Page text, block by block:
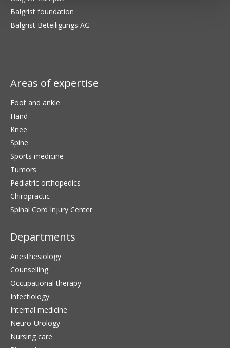
Balgrist foundation
Balgrist Beteiligungs AG
Areas of expertise
Foot and ankle
Hand
Knee
Spine
Sports medicine
Tumors
Pediatric orthopedics
Chiropractic
Spinal Cord Injury Center
Departments
Anesthesiology
Counselling
Occupational therapy
Infectiology
Internal medicine
Neuro-Urology
Nursing care